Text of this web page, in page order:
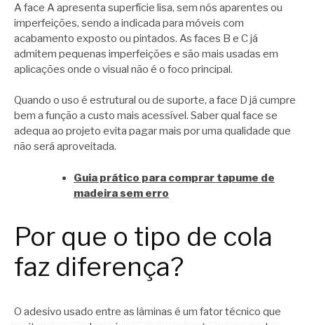
A face A apresenta superfície lisa, sem nós aparentes ou
imperfeições, sendo a indicada para móveis com
acabamento exposto ou pintados. As faces B e C já
admitem pequenas imperfeições e são mais usadas em
aplicações onde o visual não é o foco principal.
Quando o uso é estrutural ou de suporte, a face D já cumpre
bem a função a custo mais acessível. Saber qual face se
adequa ao projeto evita pagar mais por uma qualidade que
não será aproveitada.
Guia prático para comprar tapume de
madeira sem erro
Por que o tipo de cola
faz diferença?
O adesivo usado entre as lâminas é um fator técnico que